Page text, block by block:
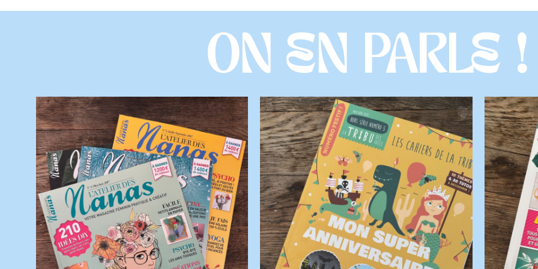
Rejoignez la communautéROSE CARAMELLE
Abonnez-vous à la newsletter, restez informé des nouveautés et recevez des offres
LA NEWSLETTER ROSE CARAMELLE
Prénom*
Adresse email*